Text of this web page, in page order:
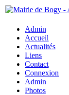
Admin
Accueil
Actualités
Liens
Contact
Connexion
Admin
Photos